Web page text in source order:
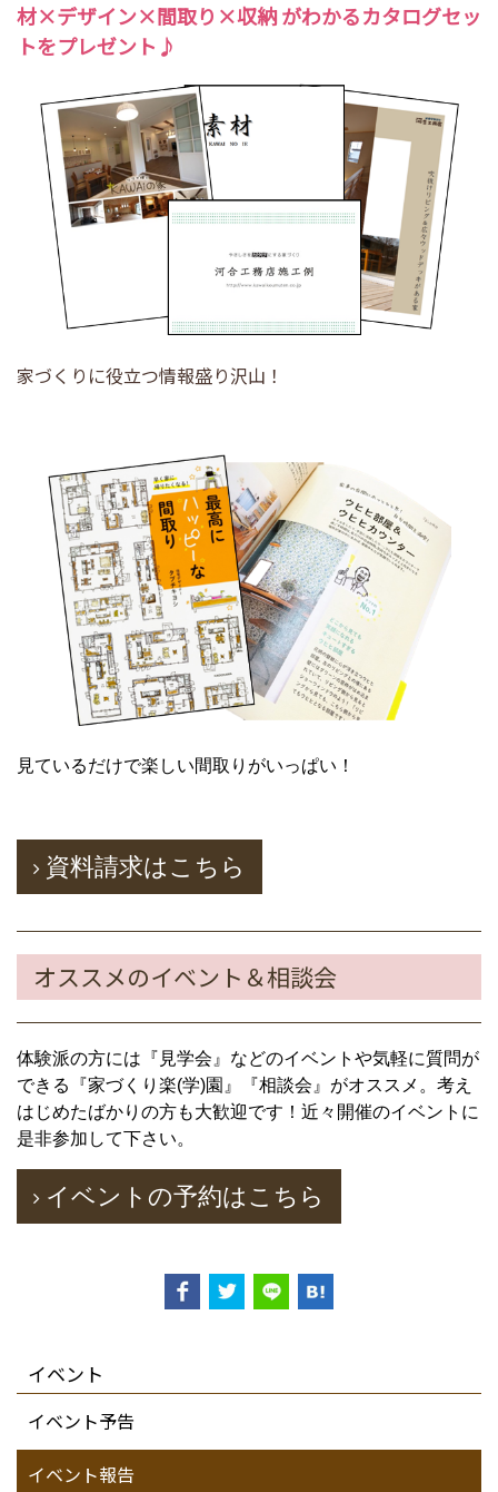
材×デザイン×間取り ×収納がわかるカタログセッ
トをプレゼント♪
家づくりに役立つ情報盛り沢山！
見ているだけで楽しい間取りがいっぱい！
資料請求はこちら
オススメのイベント＆相談会
体験派の方には『見学会』などのイベントや気軽に質問が
できる『家づくり楽(学)園』『相談会』がオススメ。考え
はじめたばかりの方も大歓迎です！近々開催のイベントに
是非参加して下さい。
イベントの予約はこちら
イベント
イベント予告
イベント報告